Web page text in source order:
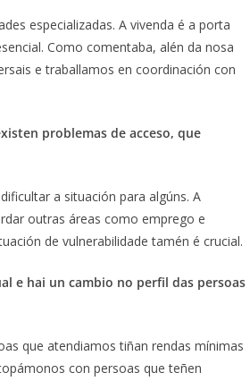
especializadas. A vivenda é a porta
Como comentaba, alén da nosa
e traballamos en coordinación con
problemas de acceso, que
a situación para algúns. A
outras áreas como emprego e
de vulnerabilidade tamén é crucial.
e hai un cambio no perfil das persoas
que atendiamos tiñan rendas mínimas
con persoas que teñen